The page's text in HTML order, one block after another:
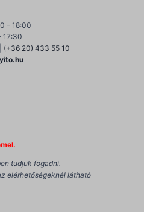
– 18:00
17:30
(+36 20) 433 55 10
tudjuk fogadni.
elérhetőségeknél látható